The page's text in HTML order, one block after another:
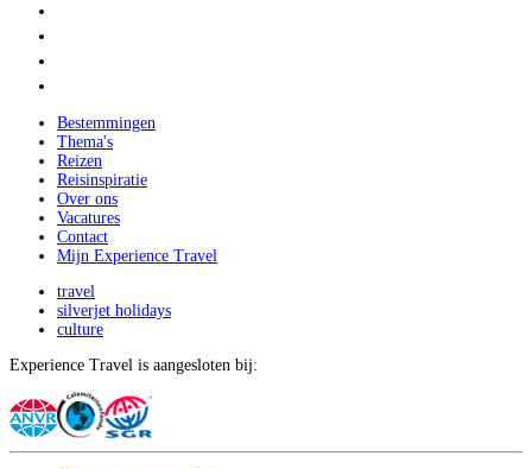
Bestemmingen
Thema's
Reizen
Reisinspiratie
Over ons
Vacatures
Contact
Mijn Experience Travel
travel
silverjet holidays
culture
Experience Travel is aangesloten bij: